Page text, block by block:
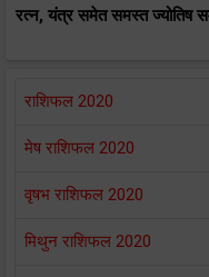
रत्न, यंत्र समेत समस्त ज्योतिष
राशिफल 2020
मेष राशिफल 2020
वृषभ राशिफल 2020
मिथुन राशिफल 2020